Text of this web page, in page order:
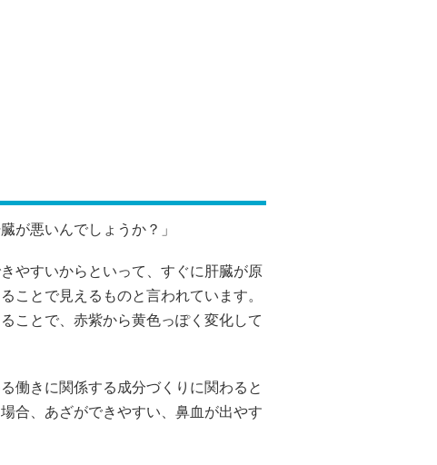
が悪いんでしょうか？」
やすいからといって、すぐに肝臓が原
ことで見えるものと言われています。
ことで、赤紫から黄色っぽく変化して
働きに関係する成分づくりに関わると
合、あざができやすい、鼻血が出やす